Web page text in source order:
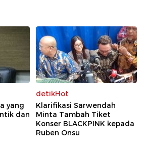
yang
dan
detikHot
Klarifikasi Sarwendah
Minta Tambah Tiket
Konser BLACKPINK kepada
Ruben Onsu